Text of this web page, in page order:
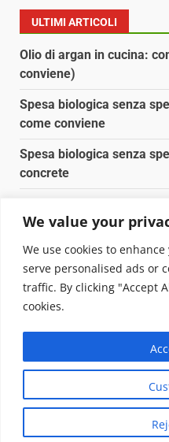
We value your
We use cookies to
serve personalised ads or
traffic. By clicking "Accept
cookies.
ULTIMI ARTICOLI
Olio di argan in cucina:
conviene)
Spesa biologica senza
come conviene
Spesa biologica senza
concrete
Pulizia naturale della
sostituiscono 10 prodotti
Copyright © 2025
Questo blog non è una
viene aggiornato senza
pertanto considerarsi
della legge n. 62 del